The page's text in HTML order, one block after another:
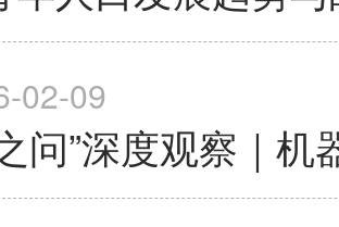
02-09
问”深度观察｜机